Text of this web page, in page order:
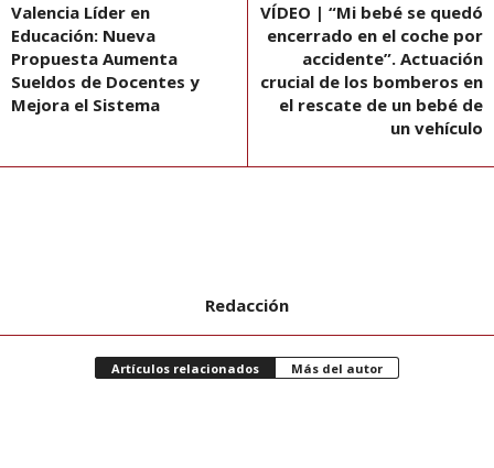
Valencia Líder en
Educación: Nueva
Propuesta Aumenta
Sueldos de Docentes y
Mejora el Sistema
VÍDEO | “Mi bebé se quedó
encerrado en el coche por
accidente”. Actuación
crucial de los bomberos en
el rescate de un bebé de
un vehículo
Redacción
Artículos relacionados Más del autor